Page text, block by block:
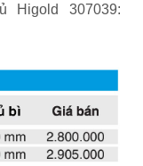
Higold 307039: